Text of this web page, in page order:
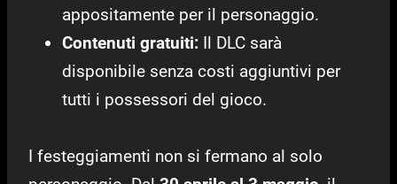
appositamente per il personaggio.
Contenuti gratuiti: Il DLC sarà
disponibile senza costi aggiuntivi per
tutti i possessori del gioco.
I festeggiamenti non si fermano al solo